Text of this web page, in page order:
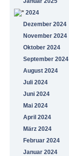
2024
Dezember 2024
November 2024
Oktober 2024
September 2024
August 2024
Juli 2024
Juni 2024
Mai 2024
April 2024
März 2024
Februar 2024
Januar 2024